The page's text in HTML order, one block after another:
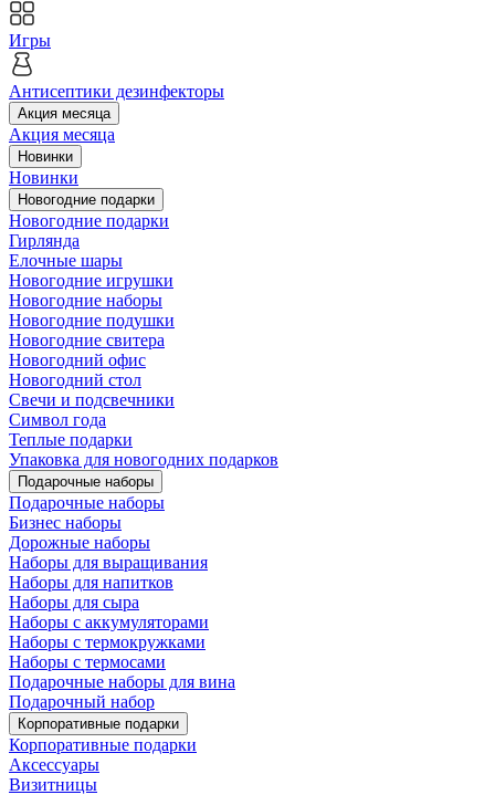
Игры
Антисептики дезинфекторы
Акция месяца
Акция месяца
Новинки
Новинки
Новогодние подарки
Новогодние подарки
Гирлянда
Елочные шары
Новогодние игрушки
Новогодние наборы
Новогодние подушки
Новогодние свитера
Новогодний офис
Новогодний стол
Свечи и подсвечники
Символ года
Теплые подарки
Упаковка для новогодних подарков
Подарочные наборы
Подарочные наборы
Бизнес наборы
Дорожные наборы
Наборы для выращивания
Наборы для напитков
Наборы для сыра
Наборы с аккумуляторами
Наборы с термокружками
Наборы с термосами
Подарочные наборы для вина
Подарочный набор
Корпоративные подарки
Корпоративные подарки
Аксессуары
Визитницы